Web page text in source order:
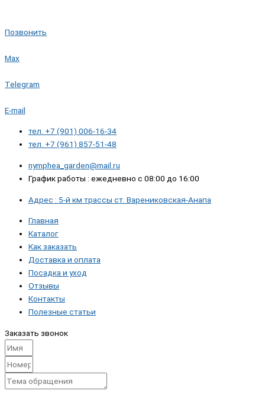
Позвонить
Max
Telegram
E-mail
тел. +7 (901) 006-16-34
тел. +7 (961) 857-51-48
nymphea_garden@mail.ru
График работы : ежедневно с 08:00 до 16:00
Адрес : 5-й км трассы ст. Варениковская-Анапа
Главная
Каталог
Как заказать
Доставка и оплата
Посадка и уход
Отзывы
Контакты
Полезные статьи
Заказать звонок